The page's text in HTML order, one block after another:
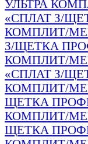
УЛЬТРА
«СПЛАТ З/
КОМПЛИТ/
З/ЩЕТКА
КОМПЛИТ/
«СПЛАТ З/
КОМПЛИТ/
ЩЕТКА
КОМПЛИТ/
ЩЕТКА